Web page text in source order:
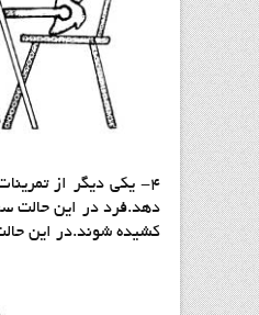
۴- یکی دیگر از
دهد.فرد در این حالت
کشیده شوند.در این